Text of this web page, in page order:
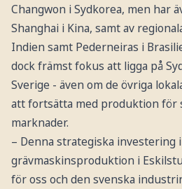
Changwon i Sydkorea, men har
Shanghai i Kina, samt av
Indien samt Pederneiras i
dock främst fokus att ligga på
Sverige - även om de övriga
att fortsätta med produktion för
marknader.
– Denna strategiska investering
grävmaskinsproduktion i
för oss och den svenska